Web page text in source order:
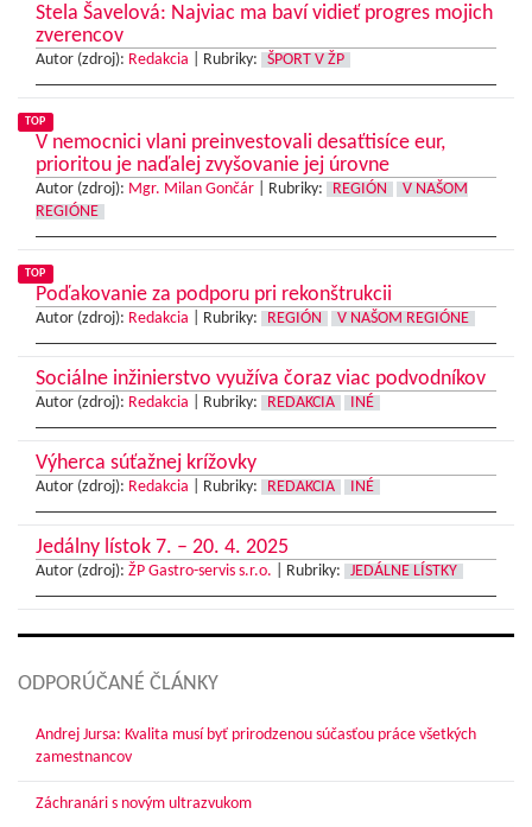
Stela Šavelová: Najviac ma baví vidieť progres mojich
zverencov
Autor (zdroj): Redakcia Rubriky: ŠPORT V ŽP
TOP
V nemocnici vlani preinvestovali desaťtisíce eur,
prioritou je naďalej zvyšovanie jej úrovne
Autor (zdroj): Mgr. Milan Gončár Rubriky: REGIÓN
V NAŠOM
REGIÓNE
TOP
Poďakovanie za podporu pri rekonštrukcii
Autor (zdroj): Redakcia Rubriky: REGIÓN V NAŠOM REGIÓNE
Sociálne inžinierstvo využíva čoraz viac podvodníkov
Autor (zdroj): Redakcia Rubriky: REDAKCIA INÉ
Výherca súťažnej krížovky
Autor (zdroj): Redakcia Rubriky: REDAKCIA INÉ
Jedálny lístok 7. – 20. 4. 2025
Autor (zdroj): ŽP Gastro-servis s.r.o. Rubriky: JEDÁLNE LÍSTKY
ODPORÚČANÉ ČLÁNKY
Andrej Jursa: Kvalita musí byť prirodzenou súčasťou práce všetkých
zamestnancov
Záchranári s novým ultrazvukom